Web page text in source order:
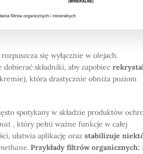
się wyłącznie w olejach.
składniki, aby zapobiec
która drastycznie obniża poziom
spotykany w składzie produktów
, który pełni ważne funkcje w całej
ułatwia aplikację oraz stabilizuje
. Przykłady filtrów organicznych: